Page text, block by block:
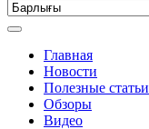
Главная
Новости
Полезные статьи
Обзоры
Видео